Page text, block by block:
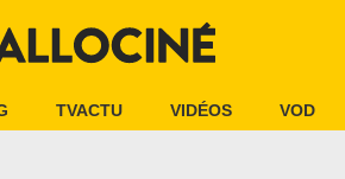
TVACTU VIDÉOS VOD